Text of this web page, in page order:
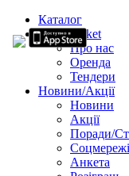
Каталог
Beer Market
Про нас
Оренда
Тендери
Новини/Акції
Новини
Акції
Поради/
Соцмережі
Анкета